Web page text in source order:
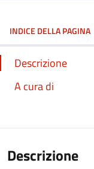
INDICE DELLA PAGINA
Descrizione
A cura di
Descrizione